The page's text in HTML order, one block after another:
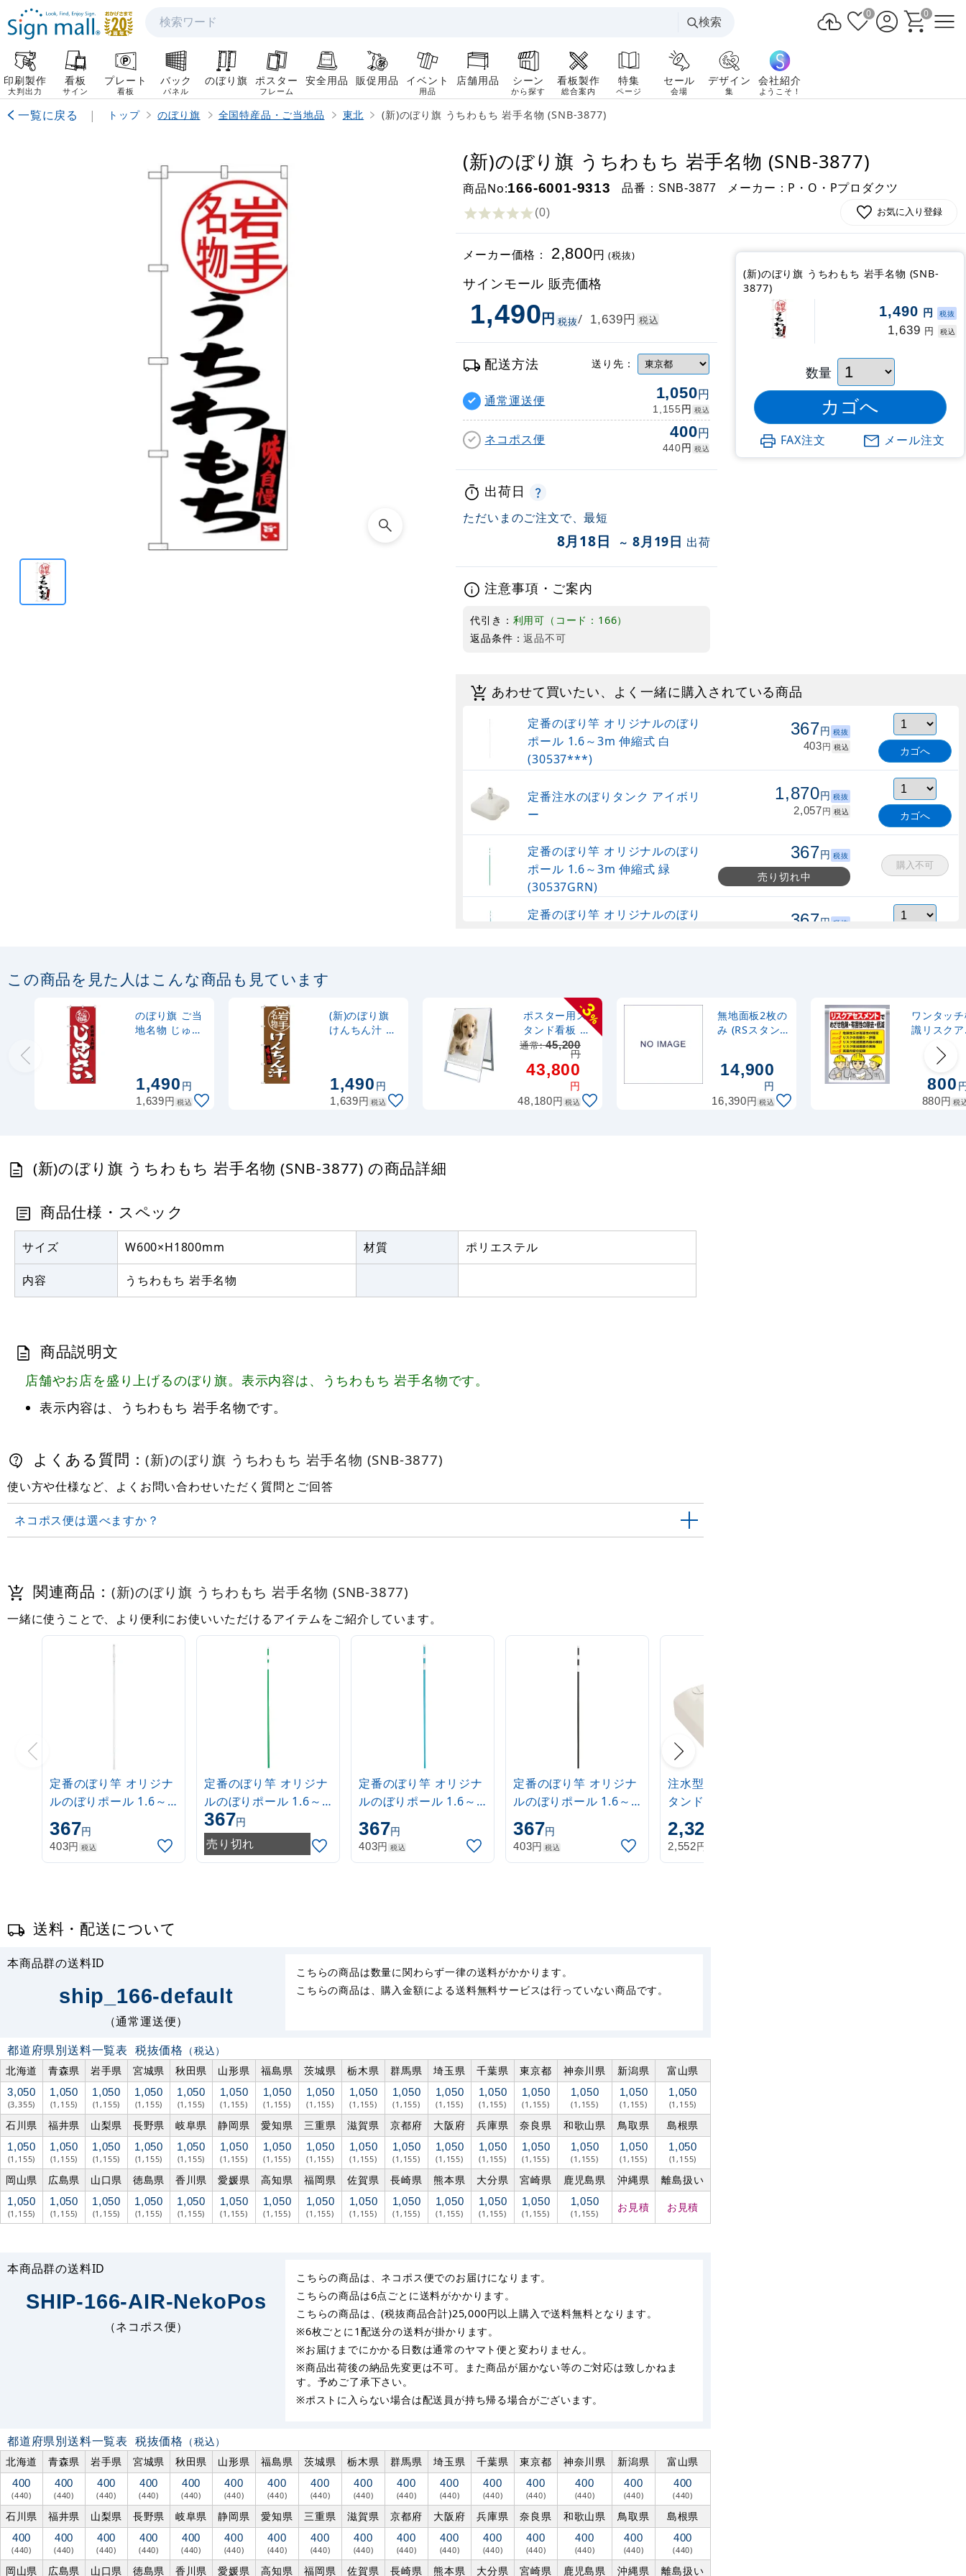
検索
検索
0 0
印刷製作
大判出力
看板
サイン
プレート
看板
バック
パネル
のぼり旗 ポスター
フレーム
安全用品 販促用品 イベント
用品
店舗用品 シーン
から探す
看板製作
総合案内
特集
ページ
セール
会場
デザイン
集
会社紹介
ようこそ！
一覧に戻る | トップ のぼり旗 全国特産品・ご当地品 東北 (新)のぼり旗 うちわもち 岩手名物 (SNB-3877)
(新)のぼり旗 うちわもち 岩手名物 (SNB-3877)
商品No:166-6001-9313 品番： SNB-3877 メーカー：P・O・Pプロダクツ
(0) お気に入り登録
メーカー価格： 2,800円(税抜)
サインモール 販売価格
1,490円 税抜/ 1,639円 税込
配送方法 送り先：
通常運送便 1,050円
1,155円 税込
ネコポス便 400円
440円 税込
出荷日
ただいまのご注文で、最短
8月18日 ～ 8月19日 出荷
注意事項・ご案内
代引き： 利用可（コード：166）
返品条件：返品不可
(新)のぼり旗 うちわもち 岩手名物 (SNB-
3877)
1,490 円 税抜
1,639 円 税込
数量
FAX注文 メール注文
あわせて買いたい、よく一緒に購入されている商品
定番のぼり竿 オリジナルのぼり
ポール 1.6～3m 伸縮式 白
(30537***)
367円 税抜
403円 税込 カゴへ
定番注水のぼりタンク アイボリ
ー
1,870円 税抜
2,057円 税込 カゴへ
定番のぼり竿 オリジナルのぼり
ポール 1.6～3m 伸縮式 緑
(30537GRN)
367円 税抜
売り切れ中
購入不可
定番のぼり竿 オリジナルのぼり
367円 税抜
ポール 1.6～3m 伸縮式 黒
(30537BLK)
円
注水型マルチのぼりスタンド
20L
円 税抜
税込
この商品を見た人はこんな商品も見ています
のぼり旗 ご当
地名物 じゅん
1,490円
1,639円 税込
(新)のぼり旗
けんちん汁 岩
1,490円
1,639円 税込
-
3
%
ポスター用ス
タンド看板 マ
グネジ B1 シ
ルバー/ホワイ
ト 両面
(PSSKMN-
B1RW)
通常:45,200
円
43,800
円
48,180円 税込
無地面板2枚の
み (RSスタン
14,900
円
16,390円 税込
ワンタッ
識リスク
スメント
(340-36A)
800
880円 税
(新)のぼり旗 うちわもち 岩手名物 (SNB-3877) の商品詳細
商品仕様・スペック
サイズ W600×H1800mm 材質 ポリエステル
内容 うちわもち 岩手名物
商品説明文
店舗やお店を盛り上げるのぼり旗。表示内容は、うちわもち 岩手名物です。
表示内容は、うちわもち 岩手名物です。
よくある質問：(新)のぼり旗 うちわもち 岩手名物 (SNB-3877)
使い方や仕様など、よくお問い合わせいただく質問とご回答
ネコポス便は選べますか？
関連商品： (新)のぼり旗 うちわもち 岩手名物 (SNB-3877)
一緒に使うことで、より便利にお使いいただけるアイテムをご紹介しています。
定番のぼり竿 オリジナ
ルのぼりポール 1.6～
3m 伸縮式 白
(30537***)
367円
403円 税込
定番のぼり竿 オリジナ
ルのぼりポール 1.6～
3m 伸縮式 緑
(30537GRN)
367円
売り切れ
定番のぼり竿 オリジナ
ルのぼりポール 1.6～
3m 伸縮式 水色
(30537SBL)
367円
403円 税込
定番のぼり竿 オリジナ
ルのぼりポール 1.6～
3m 伸縮式 黒
(30537BLK)
367円
403円 税込
注水型マルチのぼりス
タンド 20L
2,320
2,552円
送料・配送について
本商品群の送料ID
ship_166-default
（通常運送便）
こちらの商品は数量に関わらず一律の送料がかかります。
こちらの商品は、購入金額による送料無料サービスは行っていない商品です。
都道府県別送料一覧表 税抜価格 （税込）
北海道
青森県 岩手県 宮城県 秋田県 山形県 福島県 茨城県 栃木県 群馬県 埼玉県 千葉県 東京都 神奈川県 新潟県 富山県
3,050
(3,355)
1,050
(1,155)
1,050
(1,155)
1,050
(1,155)
1,050
(1,155)
1,050
(1,155)
1,050
(1,155)
1,050
(1,155)
1,050
(1,155)
1,050
(1,155)
1,050
(1,155)
1,050
(1,155)
1,050
(1,155)
1,050
(1,155)
1,050
(1,155)
1,050
(1,155)
石川県 福井県 山梨県 長野県 岐阜県 静岡県 愛知県 三重県 滋賀県 京都府 大阪府 兵庫県 奈良県 和歌山県 鳥取県 島根県
1,050
(1,155)
1,050
(1,155)
1,050
(1,155)
1,050
(1,155)
1,050
(1,155)
1,050
(1,155)
1,050
(1,155)
1,050
(1,155)
1,050
(1,155)
1,050
(1,155)
1,050
(1,155)
1,050
(1,155)
1,050
(1,155)
1,050
(1,155)
1,050
(1,155)
1,050
(1,155)
岡山県 広島県 山口県 徳島県 香川県 愛媛県 高知県 福岡県 佐賀県 長崎県 熊本県 大分県 宮崎県 鹿児島県 沖縄県 離島扱い
1,050
(1,155)
1,050
(1,155)
1,050
(1,155)
1,050
(1,155)
1,050
(1,155)
1,050
(1,155)
1,050
(1,155)
1,050
(1,155)
1,050
(1,155)
1,050
(1,155)
1,050
(1,155)
1,050
(1,155)
1,050
(1,155)
1,050
(1,155) お見積 お見積
本商品群の送料ID
SHIP-166-AIR-NekoPos
（ネコポス便）
こちらの商品は、ネコポス便でのお届けになります。
こちらの商品は6点ごとに送料がかかります。
こちらの商品は、(税抜商品合計)25,000円以上購入で送料無料となります。
※6枚ごとに1配送分の送料が掛かります。
※お届けまでにかかる日数は通常のヤマト便と変わりません。
※商品出荷後の納品先変更は不可。また商品が届かない等のご対応は致しかねま
す。予めご了承下さい。
※ポストに入らない場合は配送員が持ち帰る場合がございます。
都道府県別送料一覧表 税抜価格 （税込）
北海道
青森県 岩手県 宮城県 秋田県 山形県 福島県 茨城県 栃木県 群馬県 埼玉県 千葉県 東京都 神奈川県 新潟県 富山県
400
(440)
400
(440)
400
(440)
400
(440)
400
(440)
400
(440)
400
(440)
400
(440)
400
(440)
400
(440)
400
(440)
400
(440)
400
(440)
400
(440)
400
(440)
400
(440)
石川県 福井県 山梨県 長野県 岐阜県 静岡県 愛知県 三重県 滋賀県 京都府 大阪府 兵庫県 奈良県 和歌山県 鳥取県 島根県
400
(440)
400
(440)
400
(440)
400
(440)
400
(440)
400
(440)
400
(440)
400
(440)
400
(440)
400
(440)
400
(440)
400
(440)
400
(440)
400
(440)
400
(440)
400
(440)
岡山県 広島県 山口県 徳島県 香川県 愛媛県 高知県 福岡県 佐賀県 長崎県 熊本県 大分県 宮崎県 鹿児島県 沖縄県 離島扱い